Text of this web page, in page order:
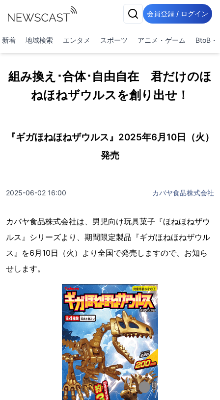
会員登録 / ログイン
新着 地域検索 エンタメ スポーツ アニメ・ゲーム BtoB・
組み換え･合体･自由自在 君だけのほ
ねほねザウルスを創り出せ！
『ギガほねほねザウルス』2025年6月10日（火）
発売
2025-06-02 16:00 カバヤ食品株式会社
カバヤ食品株式会社は、男児向け玩具菓子『ほねほねザウ
ルス』シリーズより、期間限定製品『ギガほねほねザウル
ス』を6月10日（火）より全国で発売しますので、お知ら
せします。